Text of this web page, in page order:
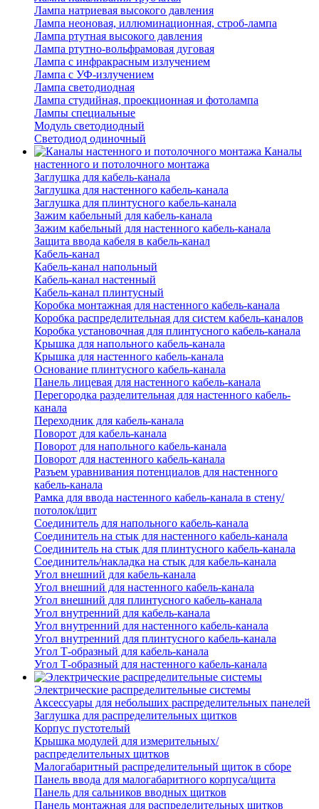
Лампа натриевая высокого давления
Лампа неоновая, иллюминационная, строб-лампа
Лампа ртутная высокого давления
Лампа ртутно-вольфрамовая дуговая
Лампа с инфракрасным излучением
Лампа с УФ-излучением
Лампа светодиодная
Лампа студийная, проекционная и фотолампа
Лампы специальные
Модуль светодиодный
Светодиод одиночный
Каналы
настенного и потолочного монтажа
Заглушка для кабель-канала
Заглушка для настенного кабель-канала
Заглушка для плинтусного кабель-канала
Зажим кабельный для кабель-канала
Зажим кабельный для настенного кабель-канала
Защита ввода кабеля в кабель-канал
Кабель-канал
Кабель-канал напольный
Кабель-канал настенный
Кабель-канал плинтусный
Коробка монтажная для настенного кабель-канала
Коробка распределительная для систем кабель-каналов
Коробка установочная для плинтусного кабель-канала
Крышка для напольного кабель-канала
Крышка для настенного кабель-канала
Основание плинтусного кабель-канала
Панель лицевая для настенного кабель-канала
Перегородка разделительная для настенного кабель-
канала
Переходник для кабель-канала
Поворот для кабель-канала
Поворот для напольного кабель-канала
Поворот для настенного кабель-канала
Разъем уравнивания потенциалов для настенного
кабель-канала
Рамка для ввода настенного кабель-канала в стену/
потолок/щит
Соединитель для напольного кабель-канала
Соединитель на стык для настенного кабель-канала
Соединитель на стык для плинтусного кабель-канала
Соединитель/накладка на стык для кабель-канала
Угол внешний для кабель-канала
Угол внешний для настенного кабель-канала
Угол внешний для плинтусного кабель-канала
Угол внутренний для кабель-канала
Угол внутренний для настенного кабель-канала
Угол внутренний для плинтусного кабель-канала
Угол Т-образный для кабель-канала
Угол Т-образный для настенного кабель-канала
Электрические распределительные системы
Аксессуары для небольших распределительных панелей
Заглушка для распределительных щитков
Корпус пустотелый
Крышка модулей для измерительных/
распределительных щитков
Малогабаритный распределительный щиток в сборе
Панель ввода для малогабаритного корпуса/щита
Панель для сальников вводных щитков
Панель монтажная для распределительных щитков